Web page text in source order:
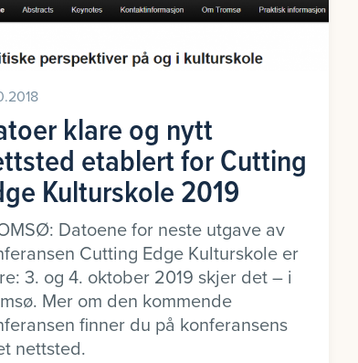
klare og nytt
etablert for Cutting
Kulturskole 2019
Datoene for neste utgave av
Cutting Edge Kulturskole er
3. og 4. oktober 2019 skjer det – i
Mer om den kommende
finner du på konferansens
nettsted.